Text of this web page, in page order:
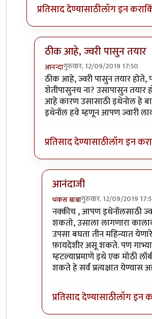
प्रतिसाद देण्यासाठीलॉग इन करा
ठीक आहे, ज्वरी पासुन तयार
आनन्दागुरुवार, 12/09/2019 17:50
In reply toखरे साहेब,byभंकस
ठीक आहे, ज्वरी पासुन तयार होते,
शेतीपासुनच ना? उसापासुन
आहे कारण उसासाठी इथेनोल हे
इथेनॉल हवे म्हणून आपण ज्वारी
प्रतिसाद देण्यासाठीलॉग इन करा
आनंदाजी
भंकस बाबागुरुवार, 12/09/2019
In reply toठीक आहे, ज्वरी
नक्कीच , आपण इथेनॉलसाठी
शकतो, उसाला लागणारा
उपसा बघता तीन महिन्यात
फ़ायदेशीर असू शकते. पण
म्हटल्याप्रमाणे इथे एक मोठी
शकते हे सर्व प्रत्यक्षात येण्यास
प्रतिसाद देण्यासाठीलॉग इन